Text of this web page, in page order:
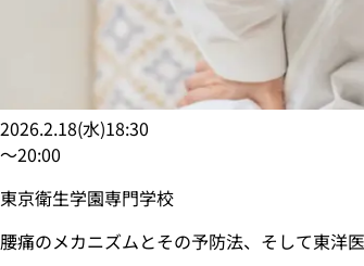
2026.2.18(水)18:30
〜20:00
東京衛生学園専門学校
腰痛のメカニズムとその予防法、そして東洋